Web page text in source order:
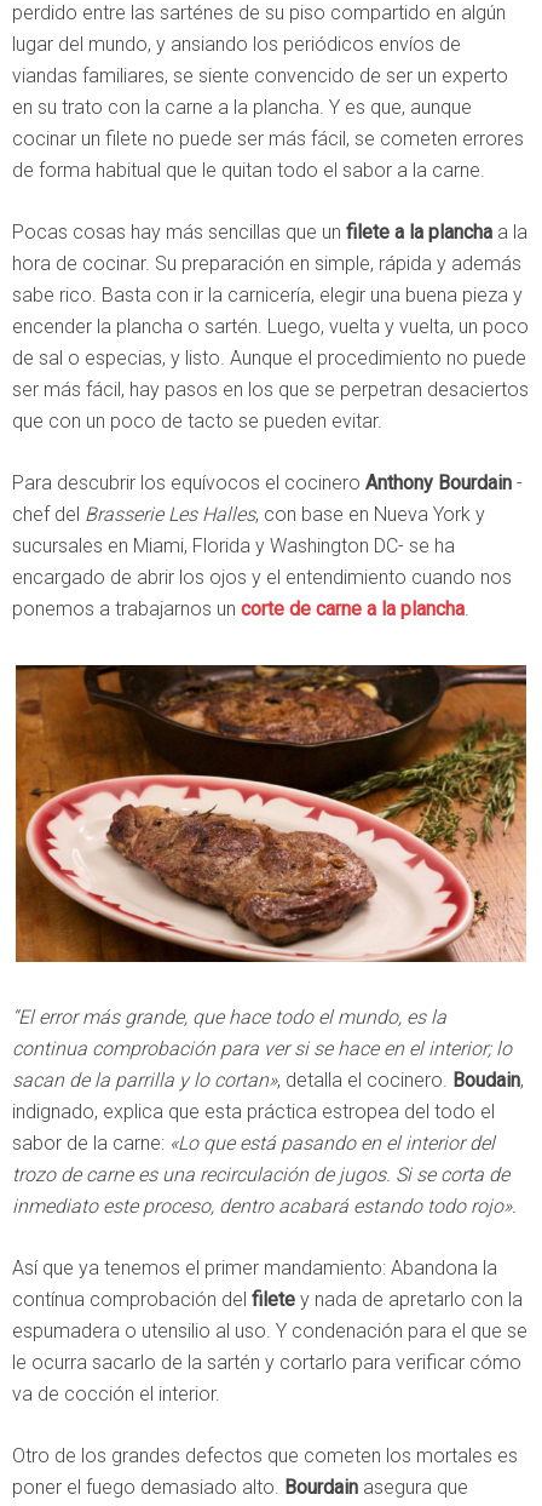
perdido entre las sarténes de su piso compartido en algún
lugar del mundo, y ansiando los periódicos envíos de
viandas familiares, se siente convencido de ser un experto
en su trato con la carne a la plancha. Y es que, aunque
cocinar un filete no puede ser más fácil, se cometen errores
de forma habitual que le quitan todo el sabor a la carne.
Pocas cosas hay más sencillas que un filete a la plancha a la
hora de cocinar. Su preparación en simple, rápida y además
sabe rico. Basta con ir la carnicería, elegir una buena pieza y
encender la plancha o sartén. Luego, vuelta y vuelta, un poco
de sal o especias, y listo. Aunque el procedimiento no puede
ser más fácil, hay pasos en los que se perpetran desaciertos
que con un poco de tacto se pueden evitar.
Para descubrir los equívocos el cocinero Anthony Bourdain -
chef del Brasserie Les Halles, con base en Nueva York y
sucursales en Miami, Florida y Washington DC- se ha
encargado de abrir los ojos y el entendimiento cuando nos
ponemos a trabajarnos un corte de carne a la plancha.
“El error más grande, que hace todo el mundo, es la
continua comprobación para ver si se hace en el interior; lo
sacan de la parrilla y lo cortan», detalla el cocinero. Boudain,
indignado, explica que esta práctica estropea del todo el
sabor de la carne: «Lo que está pasando en el interior del
trozo de carne es una recirculación de jugos. Si se corta de
inmediato este proceso, dentro acabará estando todo rojo».
Así que ya tenemos el primer mandamiento: Abandona la
contínua comprobación del filete y nada de apretarlo con la
espumadera o utensilio al uso. Y condenación para el que se
le ocurra sacarlo de la sartén y cortarlo para verificar cómo
va de cocción el interior.
Otro de los grandes defectos que cometen los mortales es
poner el fuego demasiado alto. Bourdain asegura que